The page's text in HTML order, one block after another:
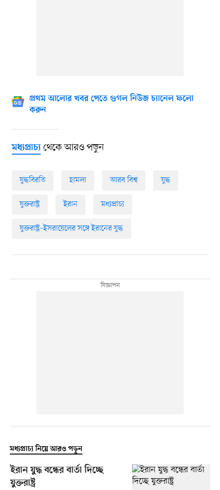
প্রথম আলোর খবর পেতে গুগল নিউজ চ্যানেল ফলো
করুন
মধ্যপ্রাচ্যথেকে আরও পড়ুন
যুদ্ধবিরতি হামলা আরব বিশ্ব যুদ্ধ
যুক্তরাষ্ট্র ইরান মধ্যপ্রাচ্য
যুক্তরাষ্ট্র–ইসরায়েলের সঙ্গে ইরানের যুদ্ধ
মধ্যপ্রাচ্য নিয়ে আরও পড়ুন
ইরান যুদ্ধ বন্ধের বার্তা দিচ্ছে
যুক্তরাষ্ট্র